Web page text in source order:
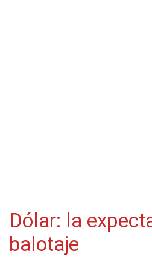
Dólar: la
balotaje